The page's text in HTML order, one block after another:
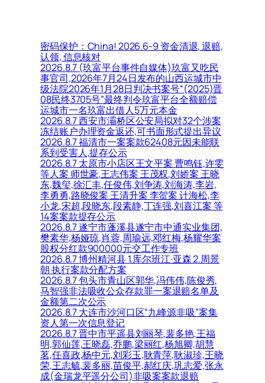
密码保护：China! 2026.6-9 资金清退, 退赔,
认领, 信息核对
2026.8.7 (玖富平台事件自媒体)玖富又吃民
事官司,2026年7月24日发布的山西运城市中
级法院2026年1月28日判决书案号“(2025)晋
08民终3705号”最终判令玖富平台全额赔偿
运城市一名玖富出借人5万元本金
2026.8.7 西安市灞桥区公安局拟对32个涉案
冻结账户办理资金返还,可书面形式提出异议
2026.8.7 福清市一案案款62408元因未能联
系到受害人,提存公示
2026.8.7 太原市小店区王文平案 曹鸣钰,许雯
等人案 师世豪,王志伟案 王茂权,刘娇案 王晓
东,魏玺,徐汇丰,任俊伟,刘争涛,刘海涛,李岩,
李勇勇,路晓俊案 王清升案 李贺案 计海松,李
小龙,宋超,段晓东,段素静,丁连强,刘喜江案 等
14案案款提存公示
2026.8.7 遂宁市蓬溪县遂宁市中通实业集团,
樊素华,杨娅琼,肖蓉,周瑜远,邓红梅,杨耀华案
股权分红款900000元交工作专班
2026.8.7 博州精河县 1.库尔班江·亚森 2.周景
朝 执行案款分配方案
2026.8.7 包头市青山区郭华,冯伟伟,陈俊秀,
马智强非法吸收公众存款罪一案退赔名单及
金额第二次公示
2026.8.7 大连市沙河口区“九峰源非吸”案集
资人第一次信息登记
2026.8.7 晋中市平遥县刘丽琴,裴多艳,王福
明,郭仙莲,王晓磊,乔鹏,梁丽红,杨旭卿,胡慧
茗,任喜政,杨中元,刘彩玉,耿青萍,耿淑珍,王晓
荣,王志毓,裴多丽,苗俊平,郝红庆,巩志爱,张永
成(金瑞龙平遥分公司)非吸案案款退赔